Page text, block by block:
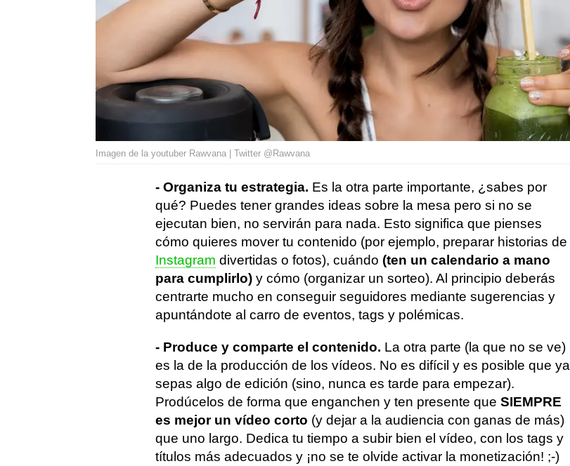
Imagen de la youtuber Rawvana | Twitter @Rawvana
- Organiza tu estrategia. Es la otra parte importante, ¿sabes por
qué? Puedes tener grandes ideas sobre la mesa pero si no se
ejecutan bien, no servirán para nada. Esto significa que pienses
cómo quieres mover tu contenido (por ejemplo, preparar historias de
Instagram divertidas o fotos), cuándo (ten un calendario a mano
para cumplirlo) y cómo (organizar un sorteo). Al principio deberás
centrarte mucho en conseguir seguidores mediante sugerencias y
apuntándote al carro de eventos, tags y polémicas.
- Produce y comparte el contenido. La otra parte (la que no se ve)
es la de la producción de los vídeos. No es difícil y es posible que ya
sepas algo de edición (sino, nunca es tarde para empezar).
Prodúcelos de forma que enganchen y ten presente que SIEMPRE
es mejor un vídeo corto (y dejar a la audiencia con ganas de más)
que uno largo. Dedica tu tiempo a subir bien el vídeo, con los tags y
títulos más adecuados y ¡no se te olvide activar la monetización! ;-)